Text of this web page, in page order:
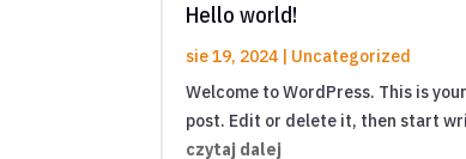
Hello world!
sie 19, 2024 | Uncategorized
Welcome to WordPress. This is
post. Edit or delete it, then start
czytaj dalej